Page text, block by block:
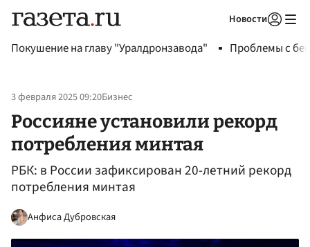
Новости
Покушение на главу "Уралдронзавода" Проблемы с
3 февраля 2025 09:20Бизнес
Россияне установили рекорд
потребления минтая
РБК: в России зафиксирован 20-летний рекорд
потребления минтая
Анфиса Дубровская